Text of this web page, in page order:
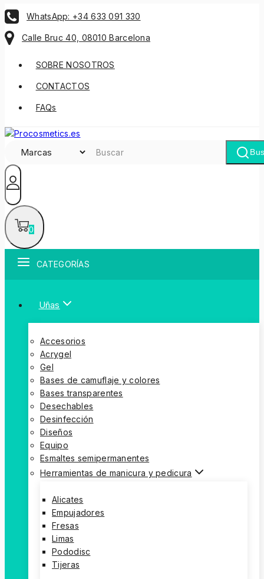
WhatsApp: +34 633 091 330
Calle Bruc 40, 08010 Barcelona
SOBRE NOSOTROS
CONTACTOS
FAQs
0
CATEGORÍAS
Uñas
Accesorios
Acrygel
Gel
Bases de camuflaje y colores
Bases transparentes
Desechables
Desinfección
Diseños
Equipo
Esmaltes semipermanentes
Herramientas de manicura y pedicura
Alicates
Empujadores
Fresas
Limas
Pododisc
Tijeras